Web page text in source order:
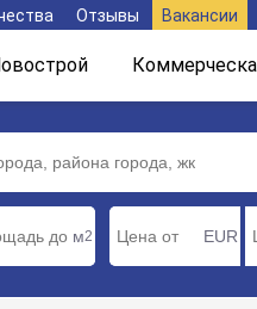
Отзывы Вакансии
м2 EUR